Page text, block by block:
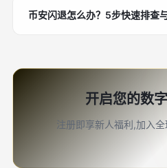
币安闪退怎么办？5步快速排查
开启您的数
注册即享新人福利,加入